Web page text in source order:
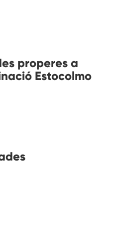
properes a
Estocolmo